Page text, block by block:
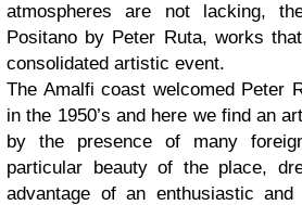
atmospheres are not lacking,
Positano by Peter Ruta, works
consolidated artistic event.
The Amalfi coast welcomed Peter
in the 1950’s and here we find an
by the presence of many
particular beauty of the place,
advantage of an enthusiastic